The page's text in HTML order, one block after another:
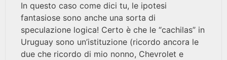
In questo caso come dici tu, le ipotesi
fantasiose sono anche una sorta di
speculazione logica! Certo è che le “cachilas” in
Uruguay sono un’istituzione (ricordo ancora le
due che ricordo di mio nonno, Chevrolet e